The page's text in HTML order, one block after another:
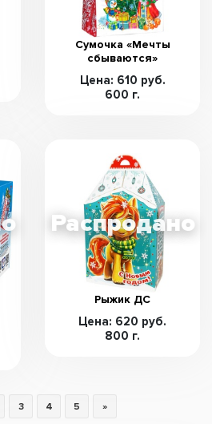
Сумочка «Мечты
сбываются»
Цена: 610 руб.
600 г.
Рыжик ДС
Цена: 620 руб.
800 г.
3 4 5 »